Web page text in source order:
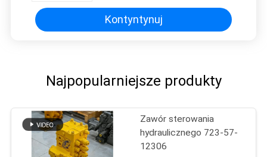
sterujący Maszyny budowlane
Części części wtórne Wysokiej
jakości oryginał
Kontyntynuj
Najpopularniejsze produkty
Zawór sterowania
hydraulicznego 723-57-
12306